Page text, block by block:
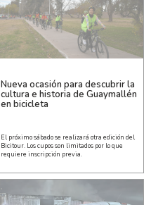
Nueva ocasión para descubrir la
cultura e historia de Guaymallén
en bicicleta
El próximo sábado se realizará otra edición del
Bicitour. Los cupos son limitados por lo que
requiere inscripción previa.